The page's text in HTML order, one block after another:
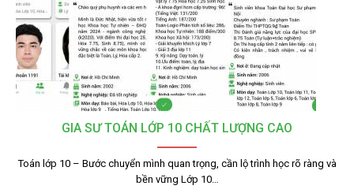
GIA SƯ TOÁN LỚP 10 CHẤT LƯỢNG CAO
Toán lớp 10 – Bước chuyển mình quan trọng, cần lộ trình học rõ ràng và
bền vững Lớp 10…